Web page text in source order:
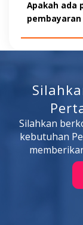
Apakah ada
Silahkan
kebutuhan